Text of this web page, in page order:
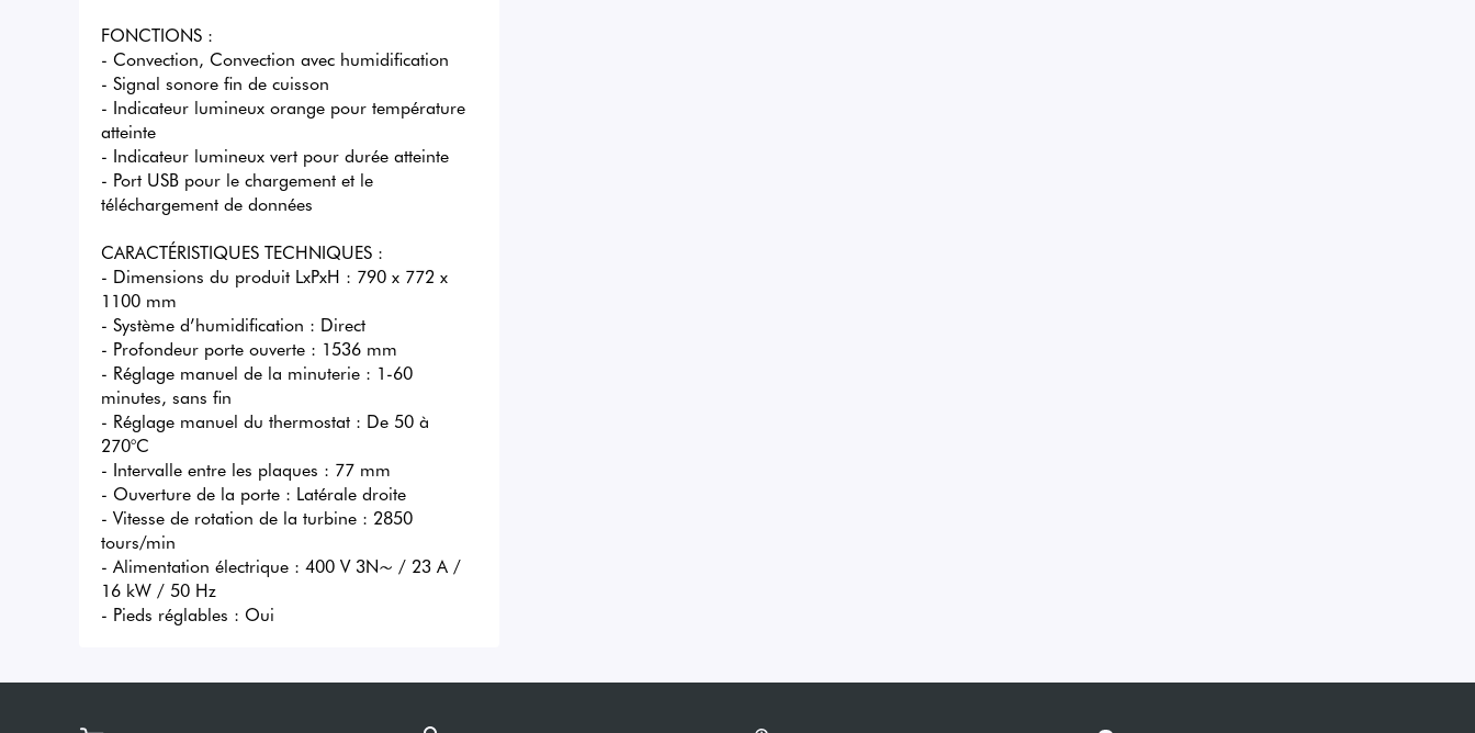
FONCTIONS :
- Convection, Convection avec humidification
- Signal sonore fin de cuisson
- Indicateur lumineux orange pour température
atteinte
- Indicateur lumineux vert pour durée atteinte
- Port USB pour le chargement et le
téléchargement de données
CARACTÉRISTIQUES TECHNIQUES :
- Dimensions du produit LxPxH : 790 x 772 x
1100 mm
- Système d’humidification : Direct
- Profondeur porte ouverte : 1536 mm
- Réglage manuel de la minuterie : 1-60
minutes, sans fin
- Réglage manuel du thermostat : De 50 à
270°C
- Intervalle entre les plaques : 77 mm
- Ouverture de la porte : Latérale droite
- Vitesse de rotation de la turbine : 2850
tours/min
- Alimentation électrique : 400 V 3N~ / 23 A /
16 kW / 50 Hz
- Pieds réglables : Oui